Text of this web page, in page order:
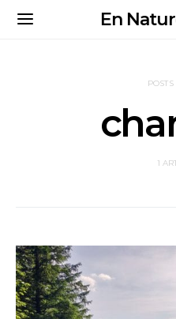
En
1